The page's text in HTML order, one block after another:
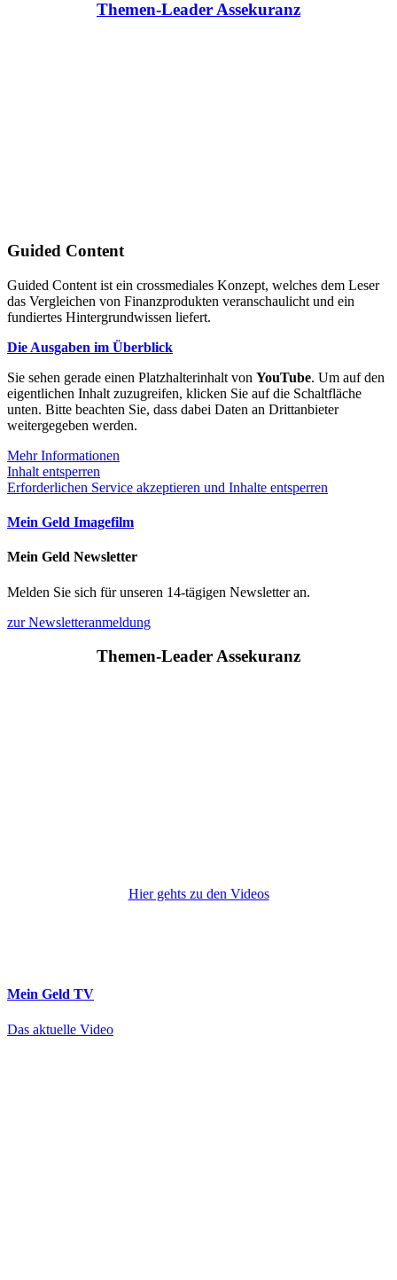
Themen-Leader Assekuranz
Guided Content
Guided Content ist ein crossmediales Konzept, welches dem Leser
das Vergleichen von Finanzprodukten veranschaulicht und ein
fundiertes Hintergrundwissen liefert.
Die Ausgaben im Überblick
Sie sehen gerade einen Platzhalterinhalt von YouTube. Um auf den
eigentlichen Inhalt zuzugreifen, klicken Sie auf die Schaltfläche
unten. Bitte beachten Sie, dass dabei Daten an Drittanbieter
weitergegeben werden.
Mehr Informationen
Inhalt entsperren
Erforderlichen Service akzeptieren und Inhalte entsperren
Mein Geld Imagefilm
Mein Geld Newsletter
Melden Sie sich für unseren 14-tägigen Newsletter an.
zur Newsletteranmeldung
Themen-Leader Assekuranz
Hier gehts zu den Videos
Mein Geld TV
Das aktuelle Video